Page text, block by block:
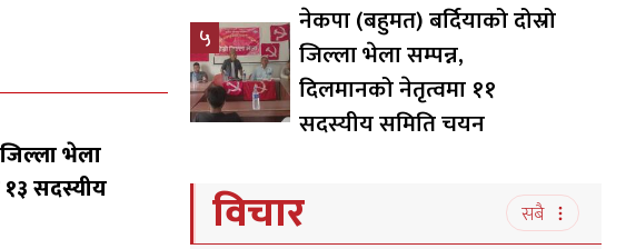
भेला
१३ सदस्यीय
५
नेकपा (बहुमत) बर्दियाको दोस्रो
जिल्ला भेला सम्पन्न,
दिलमानको नेतृत्वमा ११
सदस्यीय समिति चयन
विचार सबै